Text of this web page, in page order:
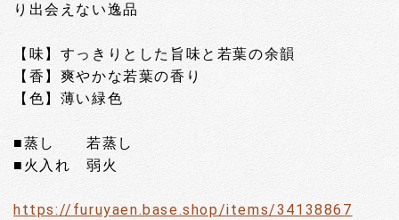
り出会えない逸品
【味】すっきりとした旨味と若葉の余韻
【香】爽やかな若葉の香り
【色】薄い緑色
■蒸し 若蒸し
■火入れ 弱火
https://furuyaen.base.shop/items/34138867